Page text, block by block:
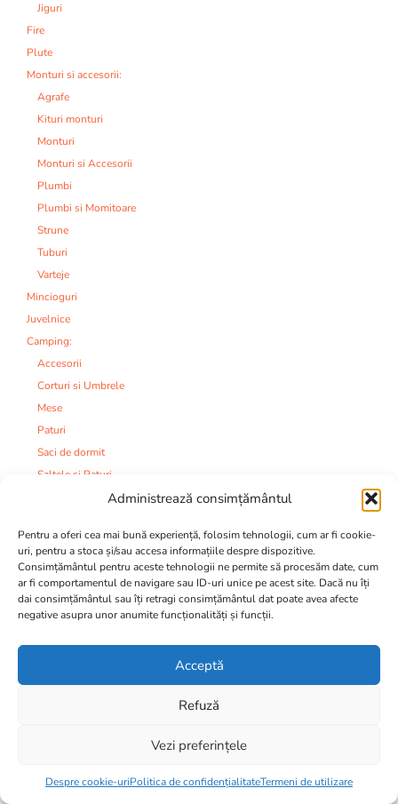
Administrează consimțământul
Pentru a oferi cea mai bună experiență, folosim tehnologii, cum ar fi cookie-
uri, pentru a stoca și/sau accesa informațiile despre dispozitive.
Consimțământul pentru aceste tehnologii ne permite să procesăm date, cum
ar fi comportamentul de navigare sau ID-uri unice pe acest site. Dacă nu îți
dai consimțământul sau îți retragi consimțământul dat poate avea afecte
negative asupra unor anumite funcționalități și funcții.
Acceptă
Refuză
Vezi preferințele
Despre cookie-uriPolitica de confidențialitateTermeni de utilizare
Jiguri
Fire
Plute
Monturi si accesorii:
Agrafe
Kituri monturi
Monturi
Monturi si Accesorii
Plumbi
Plumbi si Momitoare
Strune
Tuburi
Varteje
Mincioguri
Juvelnice
Camping:
Accesorii
Corturi si Umbrele
Mese
Paturi
Saci de dormit
Saltele si Paturi
Scaune si Modulare
Imbracaminte si incaltaminte:
Ciorapi
Costume
Degetare si Manusi
Pantaloni